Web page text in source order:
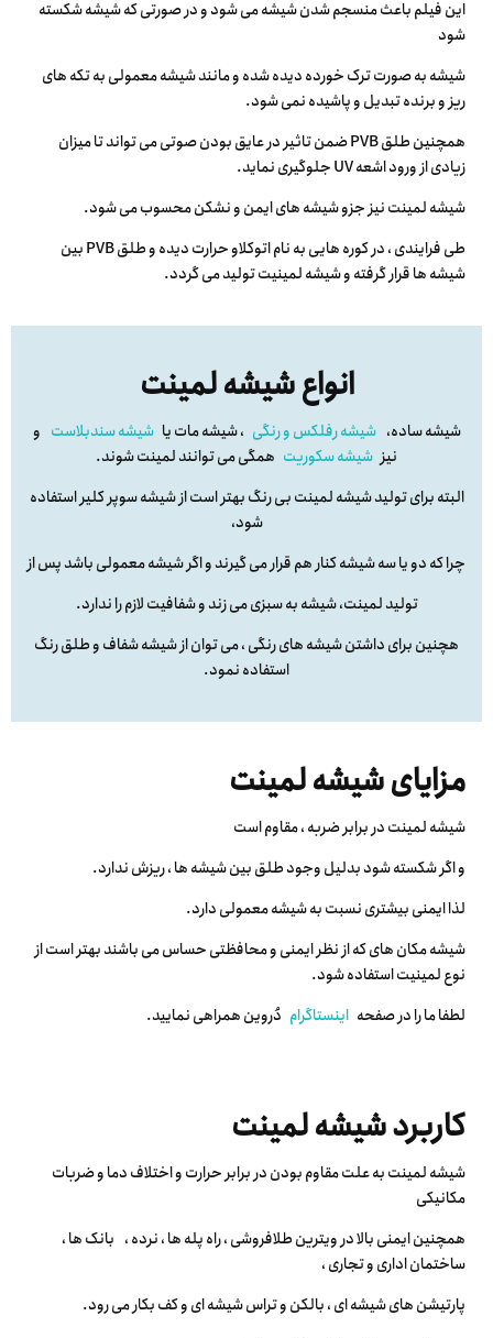
این فیلم باعث منسجم شدن شیشه می شود و در صورتی که شیشه شکسته
شود
شیشه به صورت ترک خورده دیده شده و مانند شیشه معمولی به تکه های
ریز و برنده تبدیل و پاشیده نمی شود.
همچنین طلق PVB ضمن تاثیر در عایق بودن صوتی می تواند تا میزان
زیادی از ورود اشعه UV جلوگیری نماید.
شیشه لمینت نیز جزو شیشه های ایمن و نشکن محسوب می شود.
طی فرایندی ، در کوره هایی به نام اتوکلاو حرارت دیده و طلق PVB بین
شیشه ها قرار گرفته و شیشه لمینیت تولید می گردد.
انواع شیشه لمینت
شیشه ساده،شیشه رفلکس و رنگی ، شیشه مات یاشیشه سندبلاست و
نیز شیشه سکوریت همگی می توانند لمینت شوند.
البته برای تولید شیشه لمینت بی رنگ بهتر است از شیشه سوپر کلیر استفاده
شود،
چرا که دو یا سه شیشه کنار هم قرار می گیرند و اگر شیشه معمولی باشد پس از
تولید لمینت، شیشه به سبزی می زند و شفافیت لازم را ندارد.
هچنین برای داشتن شیشه های رنگی ، می توان از شیشه شفاف و طلق رنگ
استفاده نمود.
مزایای شیشه لمینت
شیشه لمینت در برابر ضربه ، مقاوم است
و اگر شکسته شود بدلیل وجود طلق بین شیشه ها ، ریزش ندارد.
لذا ایمنی بیشتری نسبت به شیشه معمولی دارد.
شیشه مکان های که از نظر ایمنی و محافظتی حساس می باشند بهتر است از
نوع لمینیت استفاده شود.
لطفا ما را در صفحه اینستاگرام دُروین همراهی نمایید.
کاربرد شیشه لمینت
شیشه لمینت به علت مقاوم بودن در برابر حرارت و اختلاف دما و ضربات
مکانیکی
همچنین ایمنی بالا در ویترین طلافروشی ، راه پله ها ، نرده ، بانک ها ،
ساختمان اداری و تجاری ،
پارتیشن های شیشه ای ، بالکن و تراس شیشه ای و کف بکار می رود.